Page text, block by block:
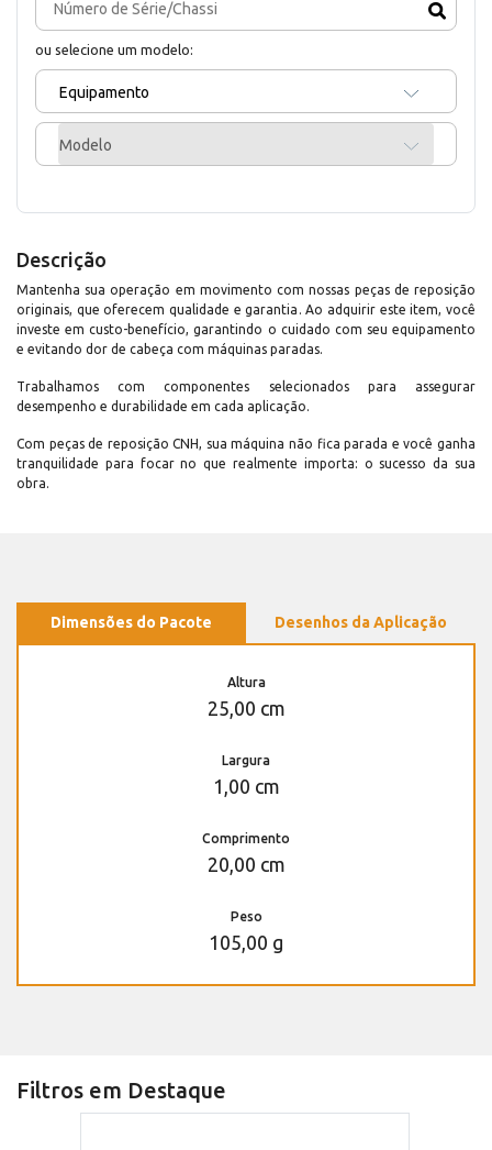
ou selecione um modelo:
Equipamento
Modelo
Descrição
Mantenha sua operação em movimento com nossas peças de reposição
originais, que oferecem qualidade e garantia. Ao adquirir este item, você
investe em custo-benefício, garantindo o cuidado com seu equipamento
e evitando dor de cabeça com máquinas paradas.
Trabalhamos com componentes selecionados para assegurar
desempenho e durabilidade em cada aplicação.
Com peças de reposição CNH, sua máquina não fica parada e você ganha
tranquilidade para focar no que realmente importa: o sucesso da sua
obra.
Dimensões do Pacote Desenhos da Aplicação
Altura
25,00 cm
Largura
1,00 cm
Comprimento
20,00 cm
Peso
105,00 g
Filtros em Destaque